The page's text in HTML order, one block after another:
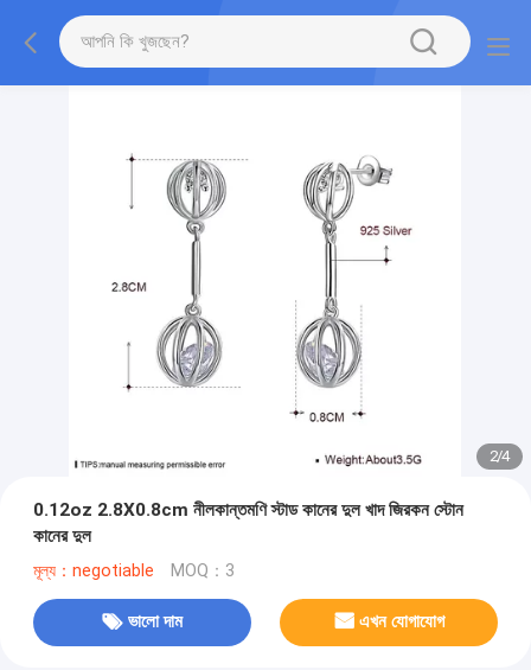
2/4
0.12oz 2.8X0.8cm নীলকান্তমণি স্টাড কানের দুল খাদ জিরকন স্টোন
কানের দুল
মূল্য：negotiable MOQ：3
ভালো দাম এখন যোগাযোগ